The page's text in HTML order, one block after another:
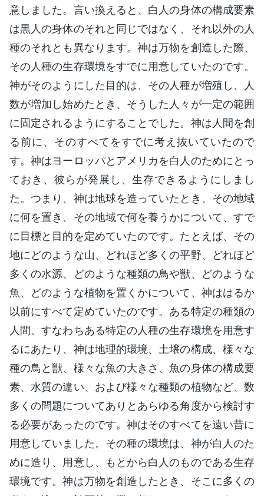
意しました。言い換えると、白人の身体の構成要素
は黒人の身体のそれと同じではなく、それ以外の人
種のそれとも異なります。神は万物を創造した際、
その人種の生存環境をすでに用意していたのです。
神がそのようにした目的は、その人種が増殖し、人
数が増加し始めたとき、そうした人々が一定の範囲
に固定されるようにすることでした。神は人間を創
る前に、そのすべてをすでに考え抜いていたので
す。神はヨーロッパとアメリカを白人のためにとっ
ておき、彼らが発展し、生存できるようにしまし
た。つまり、神は地球を造っていたとき、その地域
に何を置き、その地域で何を養うかについて、すで
に目標と目的を定めていたのです。たとえば、その
地にどのような山、どれほど多くの平野、どれほど
多くの水源、どのような種類の鳥や獣、どのような
魚、どのような植物を置くかについて、神ははるか
以前にすべて定めていたのです。ある特定の種類の
人間、すなわちある特定の人種の生存環境を用意す
るにあたり、神は地理的環境、土壌の構成、様々な
種の鳥と獣、様々な魚の大きさ、魚の身体の構成要
素、水質の違い、および様々な種類の植物など、数
多くの問題についてありとあらゆる角度から検討す
る必要があったのです。神はそのすべてを遠い昔に
用意していました。その種の環境は、神が白人のた
めに造り、用意し、もとから白人のものである生存
環境です。神は万物を創造したとき、そこに多くの